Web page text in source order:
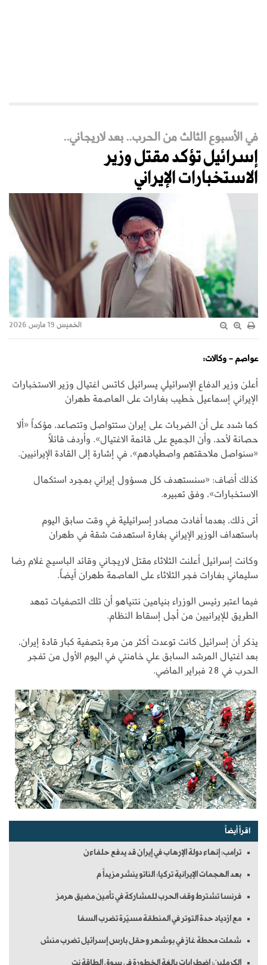
في الأسبوع الثالث من الحرب.. بعد لاريجاني..
إسرائيل تؤكد مقتل وزير
الاستخبارات الإيراني
الخميس 19 مارس 2026
عواصم - وكالات:
أعلن وزير الدفاع الإسرائيلي يسرائيل كاتس اغتيال وزير الاستخبارات
الإيراني إسماعيل خطيب بغارات على العاصمة طهران
كما شدد على أن الضربات على إيران ستتواصل وتتصاعد، مؤكداً «ألا
حصانة لأحد، وأن الجميع على قائمة الاغتيال». وأردف قائلاً
«سنواصل ملاحقتهم واصطيادهم»، في إشارة إلى القادة الإيرانيين.
كذلك أضاف: «سنستهدف كل مسؤول إيراني بمجرد استكمال
الاستخبارات»، وفق تعبيره.
أتى ذلك، بعدما أفادت مصادر إسرائيلية في وقت سابق اليوم
باستهداف الوزير الإيراني بغارة استهدفت شقة في طهران
وكانت إسرائيل أعلنت الثلاثاء مقتل لاريجاني وقائد الباسيج غلام رضا
سليماني بغارات فجر الثلاثاء على العاصمة طهران أيضاً.
فيما اعتبر رئيس الوزراء بنيامين نتنياهو أن تلك التصفيات تمهد
الطريق للإيرانيين من أجل إسقاط النظام.
يذكر أن إسرائيل كانت توعدت أكثر من مرة بتصفية كبار قادة إيران،
بعد اغتيال المرشد السابق علي خامنئي في اليوم الأول من تفجر
الحرب في 28 فبراير الماضي.
اقرأ أيضاً
ترامب: إنهاء دولة الإرهاب في إيران قد يدفع حلفاءن
بعد الهجمات الإيرانية تركيا: الناتو ينشر مزيداً م
فرنسا تشترط وقف الحرب للمشاركة في تأمين مضيق هرمز
مع ازدياد حدة التوتر في المنطقة مسيّرة تضرب السفا
شملت محطة غاز في بوشهر وحقل بارس إسرائيل تضرب منش
الكرملين: اضطرابات بالغة الخطورة في سوق الطاقة نت